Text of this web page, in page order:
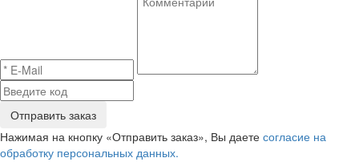
Отправить заказ
Нажимая на кнопку «Отправить заказ», Вы даете согласие на
обработку персональных данных.